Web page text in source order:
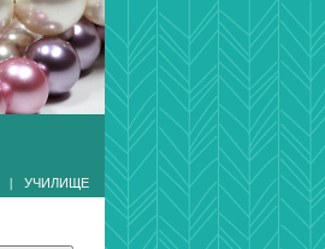
| УЧИЛИЩЕ